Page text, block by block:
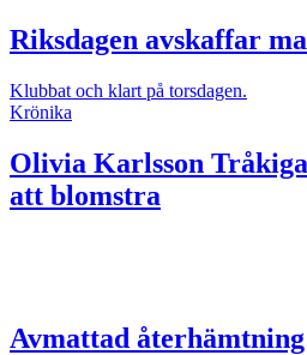
Riksdagen avskaffar
Klubbat och klart på torsdagen.
Krönika
Olivia Karlsson
att blomstra
Avmattad